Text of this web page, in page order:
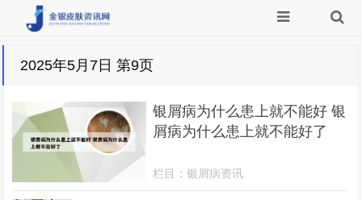
2025年5月7日 第9页
银屑病为什么患上就不能好 银
屑病为什么患上就不能好了
栏目：银屑病资讯